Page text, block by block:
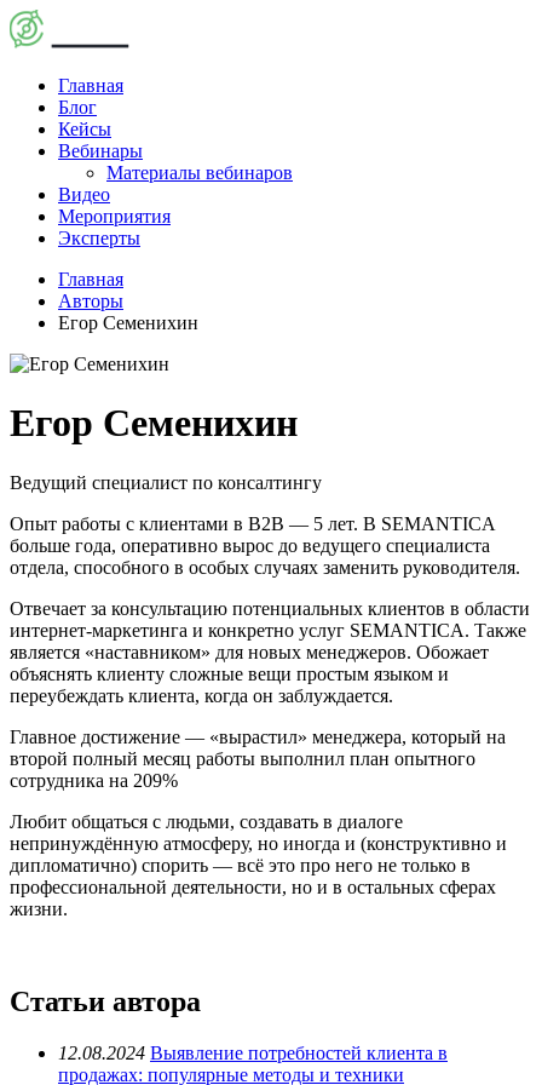
Главная
Блог
Кейсы
Вебинары
Материалы вебинаров
Видео
Мероприятия
Эксперты
Главная
Авторы
Егор Семенихин
Егор Семенихин
Ведущий специалист по консалтингу
Опыт работы с клиентами в B2B — 5 лет. В SEMANTICA
больше года, оперативно вырос до ведущего специалиста
отдела, способного в особых случаях заменить руководителя.
Отвечает за консультацию потенциальных клиентов в области
интернет-маркетинга и конкретно услуг SEMANTICA. Также
является «наставником» для новых менеджеров. Обожает
объяснять клиенту сложные вещи простым языком и
переубеждать клиента, когда он заблуждается.
Главное достижение — «вырастил» менеджера, который на
второй полный месяц работы выполнил план опытного
сотрудника на 209%
Любит общаться с людьми, создавать в диалоге
непринуждённую атмосферу, но иногда и (конструктивно и
дипломатично) спорить — всё это про него не только в
профессиональной деятельности, но и в остальных сферах
жизни.
Статьи автора
12.08.2024 Выявление потребностей клиента в
продажах: популярные методы и техники